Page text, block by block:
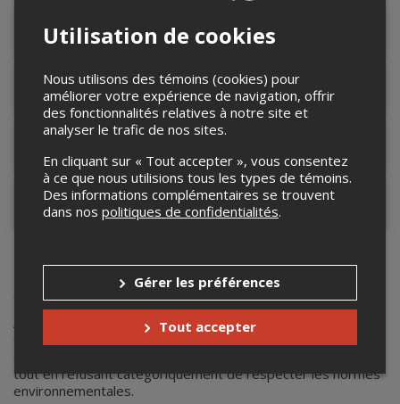
Détails de l'événement
Accès au site de l'événement
Contacter l'organisateur
Guhn Twei
Guhn Twei présente "GLENCORRUPTION".
Affront direct et sans équivoque envers le géant écocidaire
Glencore, propriétaire actuel de la fonderie Horne qui
tout en refusant catégoriquement de respecter les normes
environnementales.
Utilisation de cookies
Nous utilisons des témoins (cookies) pour
améliorer votre expérience de navigation, offrir
des fonctionnalités relatives à notre site et
analyser le trafic de nos sites.
En cliquant sur « Tout accepter », vous consentez
à ce que nous utilisions tous les types de témoins.
Des informations complémentaires se trouvent
dans nos politiques de confidentialités.
Gérer les préférences
Tout accepter